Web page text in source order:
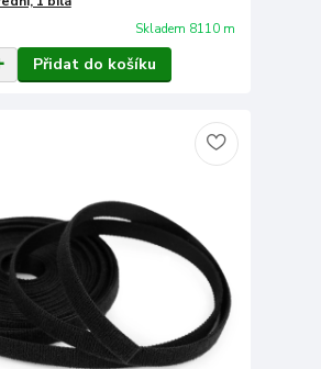
Skladem 8110 m
Přidat do košíku